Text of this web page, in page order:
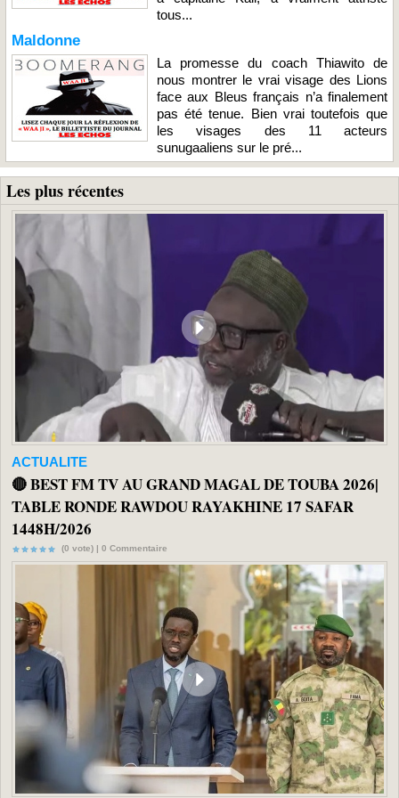
tous...
Maldonne
La promesse du coach Thiawito de
nous montrer le vrai visage des Lions
face aux Bleus français n’a finalement
pas été tenue. Bien vrai toutefois que
les visages des 11 acteurs
sunugaaliens sur le pré...
Les plus récentes
ACTUALITE
🔴 BEST FM TV AU GRAND MAGAL DE TOUBA 2026|
TABLE RONDE RAWDOU RAYAKHINE 17 SAFAR
1448H/2026
(0 vote) | 0 Commentaire